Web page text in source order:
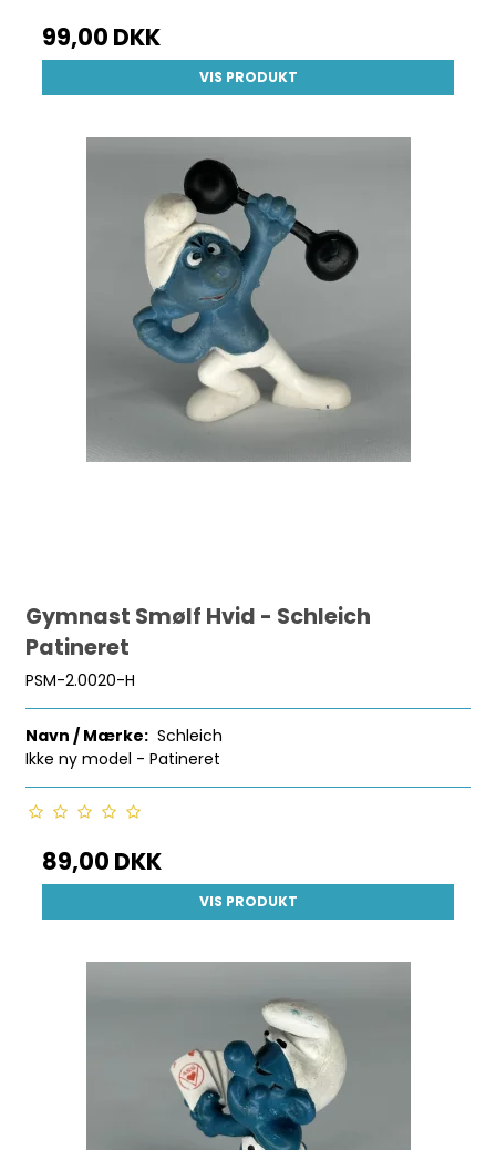
99,00 DKK
VIS PRODUKT
Gymnast Smølf Hvid - Schleich
Patineret
PSM-2.0020-H
Navn / Mærke: Schleich
Ikke ny model - Patineret
89,00 DKK
VIS PRODUKT